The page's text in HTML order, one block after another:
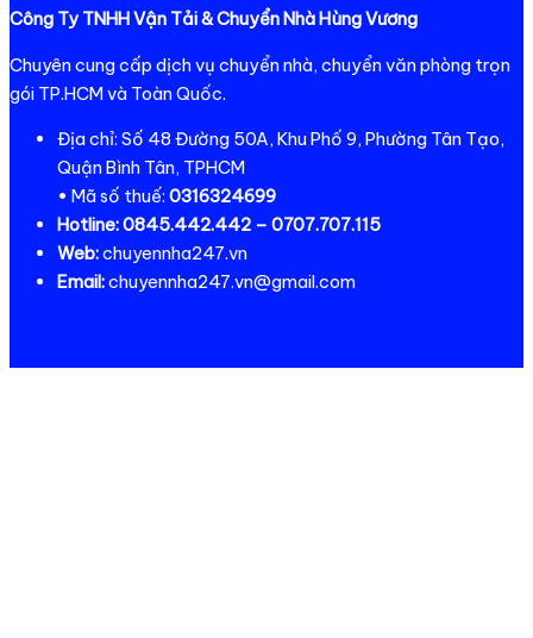
Công Ty TNHH Vận Tải & Chuyển Nhà Hùng Vương
Chuyên cung cấp dịch vụ chuyển nhà, chuyển văn phòng trọn
gói TP.HCM và Toàn Quốc.
Địa chỉ: Số 48 Đường 50A, Khu Phố 9, Phường Tân Tạo,
Quận Bình Tân, TPHCM
• Mã số thuế: 0316324699
Hotline:0845.442.442 – 0707.707.115
Web:chuyennha247.vn
Email:chuyennha247.vn@gmail.com